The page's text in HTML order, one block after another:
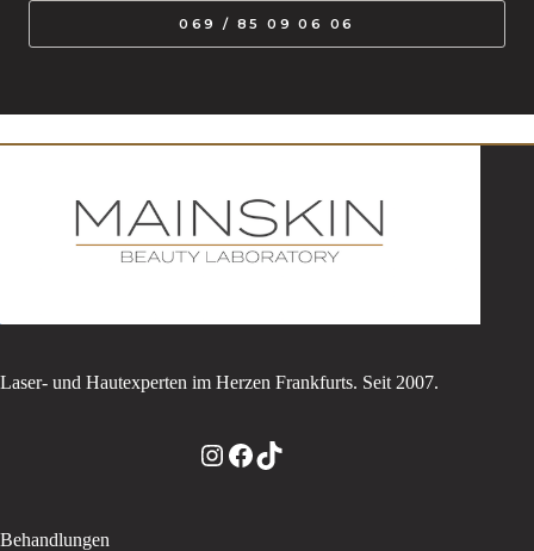
069 / 85 09 06 06
Laser- und Hautexperten im Herzen Frankfurts. Seit 2007.
Instagram
Facebook
TikTok
Behandlungen